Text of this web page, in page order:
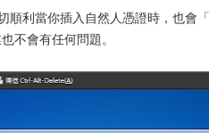
順利當你插入自然人憑證時，也會「
不會有任何問題。